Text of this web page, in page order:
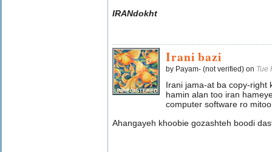
IRANdokht
Irani bazi
by Payam- (not verified) on Tue
Irani jama-at ba copy-right
hamin alan too iran
computer software ro
Ahangayeh khoobie gozashteh boodi